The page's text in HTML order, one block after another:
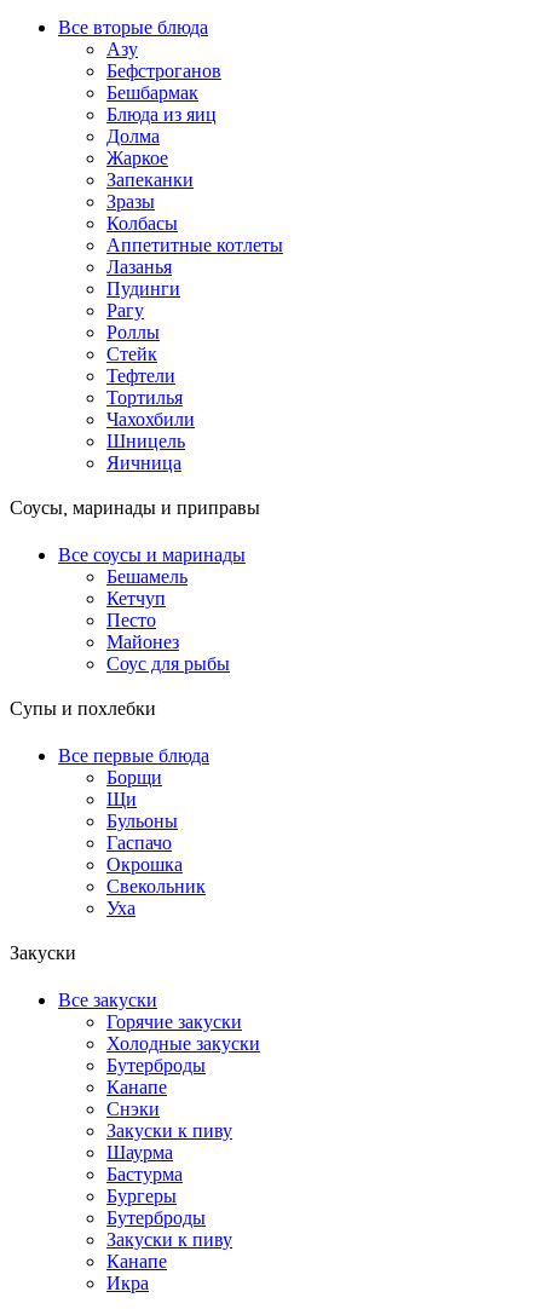
Все вторые блюда
Азу
Бефстроганов
Бешбармак
Блюда из яиц
Долма
Жаркое
Запеканки
Зразы
Колбасы
Аппетитные котлеты
Лазанья
Пудинги
Рагу
Роллы
Стейк
Тефтели
Тортилья
Чахохбили
Шницель
Яичница
Соусы, маринады и приправы
Все соусы и маринады
Бешамель
Кетчуп
Песто
Майонез
Соус для рыбы
Супы и похлебки
Все первые блюда
Борщи
Щи
Бульоны
Гаспачо
Окрошка
Свекольник
Уха
Закуски
Все закуски
Горячие закуски
Холодные закуски
Бутерброды
Канапе
Снэки
Закуски к пиву
Шаурма
Бастурма
Бургеры
Бутерброды
Закуски к пиву
Канапе
Икра